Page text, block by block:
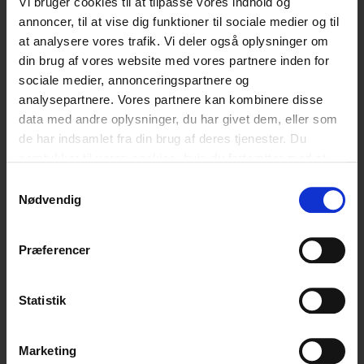
annoncer, til at vise dig funktioner til sociale medier og til
at analysere vores trafik. Vi deler også oplysninger om
din brug af vores website med vores partnere inden for
sociale medier, annonceringspartnere og
analysepartnere. Vores partnere kan kombinere disse
data med andre oplysninger, du har givet dem, eller som
de har indsamlet fra din brug af deres tjenester. Du
Nødvendig
Præferencer
Statistik
Marketing
Anni Marquard
Administrerende direktør, stifter & kreativ ildsjæl
Kontakt Anni
CfDP har ekspertise og ydelser inden for digital
rådgivning, børns digitale vaner, digital dannelse og
computerspil.
computerspil som pædagogisk redskab, hate speech og